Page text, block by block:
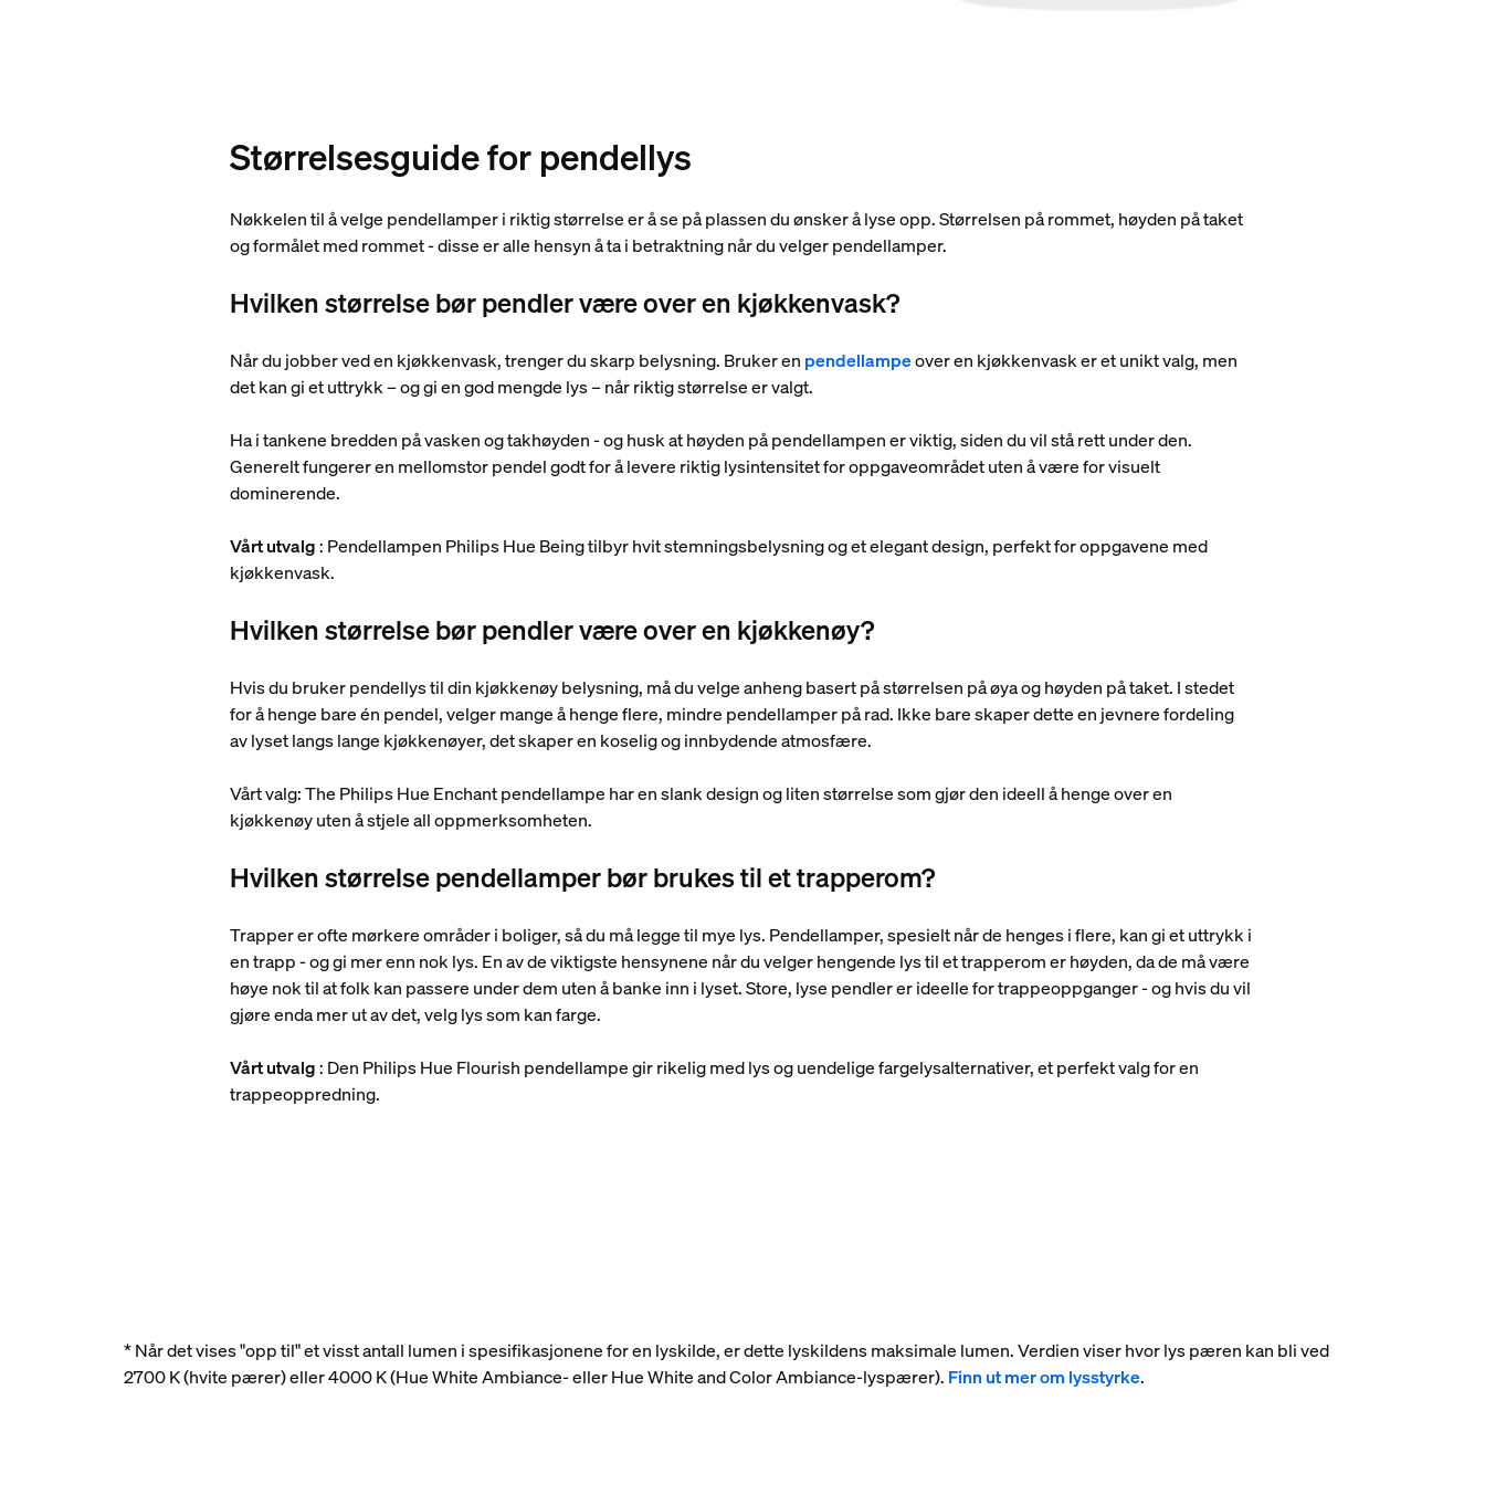
Størrelsesguide for pendellys
Nøkkelen til å velge pendellamper i riktig størrelse er å se på plassen du ønsker å lyse opp. Størrelsen på rommet, høyden på taket
og formålet med rommet - disse er alle hensyn å ta i betraktning når du velger pendellamper.
Hvilken størrelse bør pendler være over en kjøkkenvask?
Når du jobber ved en kjøkkenvask, trenger du skarp belysning. Bruker en pendellampeover en kjøkkenvask er et unikt valg, men
det kan gi et uttrykk – og gi en god mengde lys – når riktig størrelse er valgt.
Ha i tankene bredden på vasken og takhøyden - og husk at høyden på pendellampen er viktig, siden du vil stå rett under den.
Generelt fungerer en mellomstor pendel godt for å levere riktig lysintensitet for oppgaveområdet uten å være for visuelt
dominerende.
Vårt utvalg: Pendellampen Philips Hue Being tilbyr hvit stemningsbelysning og et elegant design, perfekt for oppgavene med
kjøkkenvask.
Hvilken størrelse bør pendler være over en kjøkkenøy?
Hvis du bruker pendellys til din kjøkkenøy belysning, må du velge anheng basert på størrelsen på øya og høyden på taket. I stedet
for å henge bare én pendel, velger mange å henge flere, mindre pendellamper på rad. Ikke bare skaper dette en jevnere fordeling
av lyset langs lange kjøkkenøyer, det skaper en koselig og innbydende atmosfære.
Vårt valg: The Philips Hue Enchant pendellampe har en slank design og liten størrelse som gjør den ideell å henge over en
kjøkkenøy uten å stjele all oppmerksomheten.
Hvilken størrelse pendellamper bør brukes til et trapperom?
Trapper er ofte mørkere områder i boliger, så du må legge til mye lys. Pendellamper, spesielt når de henges i flere, kan gi et uttrykk i
en trapp - og gi mer enn nok lys. En av de viktigste hensynene når du velger hengende lys til et trapperom er høyden, da de må være
høye nok til at folk kan passere under dem uten å banke inn i lyset. Store, lyse pendler er ideelle for trappeoppganger - og hvis du vil
gjøre enda mer ut av det, velg lys som kan farge.
Vårt utvalg: Den Philips Hue Flourish pendellampe gir rikelig med lys og uendelige fargelysalternativer, et perfekt valg for en
trappeoppredning.
* Når det vises "opp til" et visst antall lumen i spesifikasjonene for en lyskilde, er dette lyskildens maksimale lumen. Verdien viser hvor lys pæren kan bli ved
2700 K (hvite pærer) eller 4000 K (Hue White Ambiance- eller Hue White and Color Ambiance-lyspærer). Finn ut mer om lysstyrke.